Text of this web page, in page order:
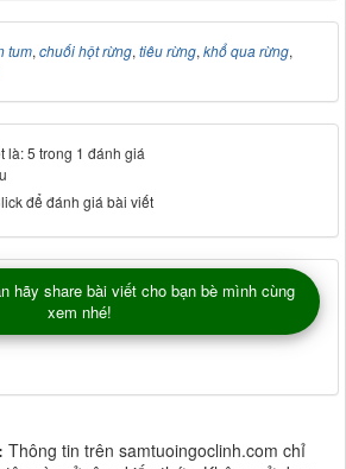
tum, chuối hột rừng, tiêu rừng, khổ qua rừng,
là: 5 trong 1 đánh giá
để đánh giá bài viết
hãy share bài viết cho bạn bè mình cùng
xem nhé!
Thông tin trên samtuoingoclinh.com chỉ